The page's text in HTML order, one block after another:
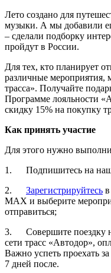
Лето создано для
музыки. А мы добавили
– сделали подборку
пройдут в России.
Для тех, кто планирует
различные мероприятия,
трасса». Получайте
Программе лояльности
скидку 15% на покупку
Как принять участие
Для этого нужно
1. Подпишитесь на наш
2. Зарегистрируйтесь
МАХ и выберите
отправиться;
3. Совершите поездку
сети трасс «Автодор»,
Важно успеть проехать
7 дней после.